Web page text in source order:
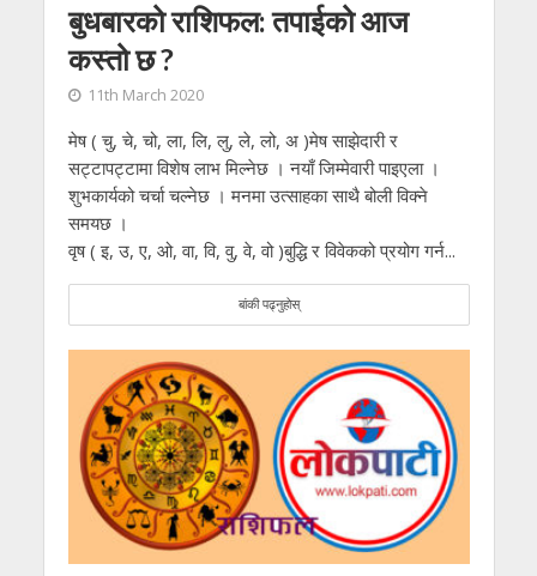
बुधबारको राशिफल: तपाईको आज
कस्तो छ ?
11th March 2020
मेष ( चु, चे, चो, ला, लि, लु, ले, लो, अ )मेष साझेदारी र
सट्टापट्टामा विशेष लाभ मिल्नेछ । नयाँ जिम्मेवारी पाइएला ।
शुभकार्यको चर्चा चल्नेछ । मनमा उत्साहका साथै बोली विक्ने
समयछ ।
वृष ( इ, उ, ए, ओ, वा, वि, वु, वे, वो )बुद्धि र विवेकको प्रयोग गर्न...
बांकी पढ्नुहोस्